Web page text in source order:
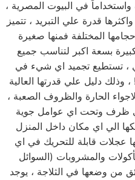
في البيوت المصرية ،
قدرة علي التبريد ، تتميز
المختلفة فمنها صغيرة
بسعة اكبر لتناسب جميع
، تستطيع تجميد اي شيء في
فقط ! ، وذلك دليل علي قدرتها العالية
الحارة والظروف الصعبة ،
ظرف وتحت اي عوامل جوية
الي اي مكان داخل المنزل
عجلات قابلة للتحريك في اي
والمشروبات (السوائل
من وضعها في الثلاجة ، يوجد